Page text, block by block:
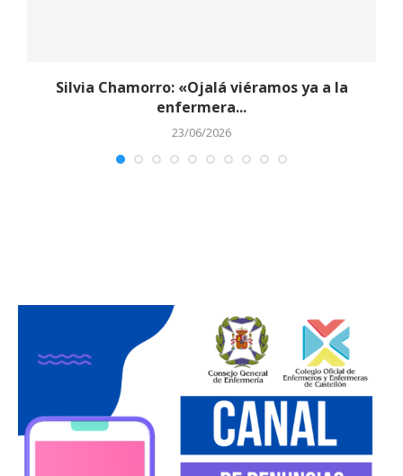
Silvia Chamorro: «Ojalá viéramos ya a la
enfermera...
23/06/2026